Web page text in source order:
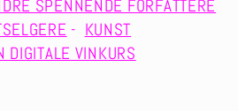
SPENNENDE FORFATTERE
- KUNST
DIGITALE VINKURS